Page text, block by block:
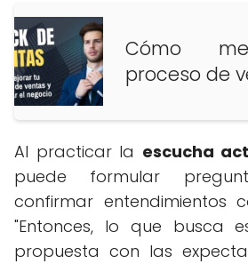
Cómo
proceso de
Al practicar la escucha
puede formular
confirmar entendimientos
"Entonces, lo que busca
propuesta con las